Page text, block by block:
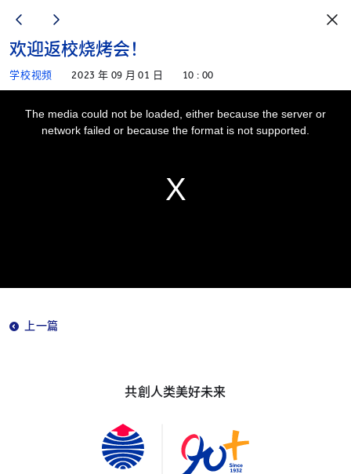
欢迎返校烧烤会！
学校视频 2023 年 09 月 01 日 10 : 00
The media could not be loaded, either because the server or
network failed or because the format is not supported.
上一篇
共創人类美好未来